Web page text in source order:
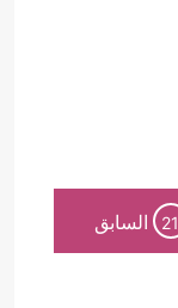
21 السابق